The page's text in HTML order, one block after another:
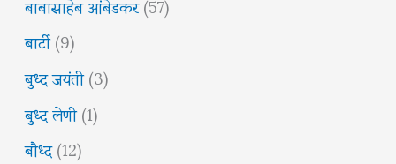
बार्टी(9)
बुध्द जयंती(3)
बुध्द लेणी(1)
बौध्द(12)